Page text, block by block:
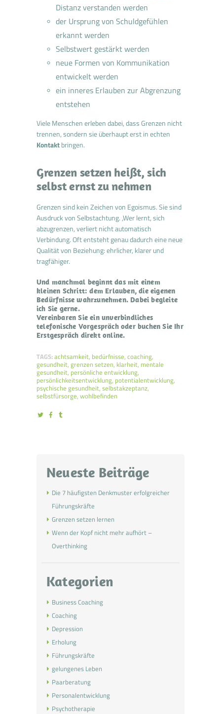
Distanz verstanden werden
der Ursprung von Schuldgefühlen
erkannt werden
Selbstwert gestärkt werden
neue Formen von Kommunikation
entwickelt werden
ein inneres Erlauben zur Abgrenzung
entstehen
Viele Menschen erleben dabei, dass Grenzen nicht
trennen, sondern sie überhaupt erst in echten
Kontaktbringen.
Grenzen setzen heißt, sich
selbst ernst zu nehmen
Grenzen sind kein Zeichen von Egoismus. Sie sind
Ausdruck von Selbstachtung. ,Wer lernt, sich
abzugrenzen, verliert nicht automatisch
Verbindung. Oft entsteht genau dadurch eine neue
Qualität von Beziehung: ehrlicher, klarer und
tragfähiger.
Und manchmal beginnt das mit einem
kleinen Schritt: dem Erlauben, die eigenen
Bedürfnisse wahrzunehmen. Dabei begleite
ich Sie gerne.
Vereinbaren Sie ein unverbindliches
telefonische Vorgespräch oder buchen Sie Ihr
Erstgespräch direkt online.
TAGS:achtsamkeit, bedürfnisse, coaching,
gesundheit, grenzen setzen, klarheit, mentale
gesundheit, persönliche entwicklung,
persönlichkeitsentwicklung, potentialentwicklung,
psychische gesundheit, selbstakzeptanz,
selbstfürsorge, wohlbefinden
Neueste Beiträge
Die 7 häufigsten Denkmuster erfolgreicher
Führungskräfte
Grenzen setzen lernen
Wenn der Kopf nicht mehr aufhört –
Overthinking
Kategorien
Business Coaching
Coaching
Depression
Erholung
Führungskräfte
gelungenes Leben
Paarberatung
Personalentwicklung
Psychotherapie